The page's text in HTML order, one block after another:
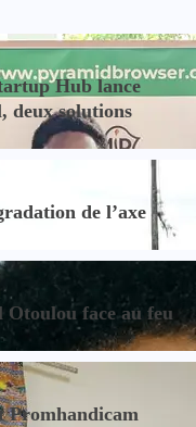
Hub lance
deux solutions
de l’axe
face au feu
Promhandicam